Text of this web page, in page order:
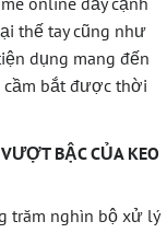
thế tay cũng như
dụng mang đến
cầm bắt được thời
BẬC CỦA KEO
trăm nghìn bộ xử lý